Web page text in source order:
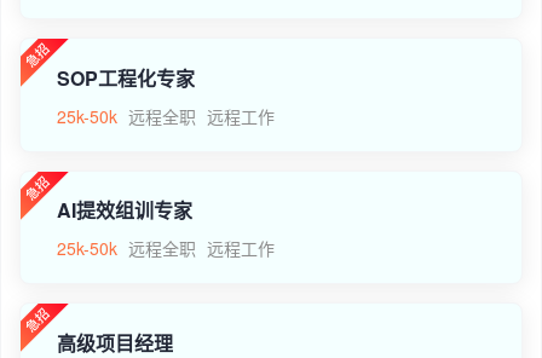
SOP工程化专家
25k-50k 远程全职 远程工作
AI提效组训专家
25k-50k 远程全职 远程工作
高级项目经理